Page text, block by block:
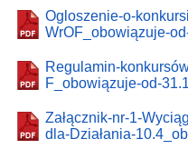
Ogloszenie-o-
WrOF_obowiązuje-
Regulamin-
F_obowiązuje-od-
Załącznik-nr-1-
dla-Działania-